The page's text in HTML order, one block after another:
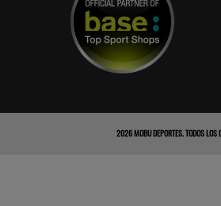
2026MOBU DEPORTES. TODOS LOS